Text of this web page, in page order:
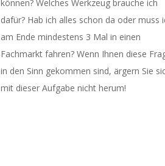
können? Welches Werkzeug brauche ich
dafür? Hab ich alles schon da oder muss
am Ende mindestens 3 Mal in einen
Fachmarkt fahren? Wenn Ihnen diese
in den Sinn gekommen sind, ärgern Sie
mit dieser Aufgabe nicht herum!